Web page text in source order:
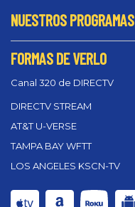
NUESTROS PROGRAMAS
FORMAS DE VERLO
Canal 320 de DIRECTV
DIRECTV STREAM
AT&T U-VERSE
TAMPA BAY WFTT
LOS ANGELES KSCN-TV